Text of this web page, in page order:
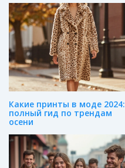
Какие принты в моде 2024:
полный гид по трендам
осени